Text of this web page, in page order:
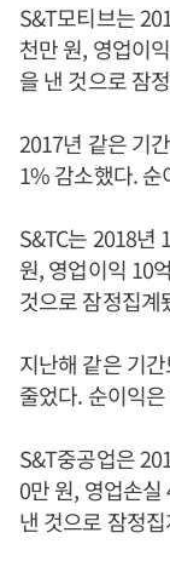
S&T모티브는
천만 원, 영업이
을 낸 것으로 잠
2017년 같은 기
1% 감소했다.
S&TC는 2018년
원, 영업이익 10
것으로 잠정집계
지난해 같은 기
줄었다. 순이익
S&T중공업은
0만 원, 영업손
낸 것으로 잠정